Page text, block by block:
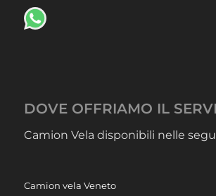
DOVE OFFRIAMO IL
Camion Vela disponibili nelle
Camion vela Veneto